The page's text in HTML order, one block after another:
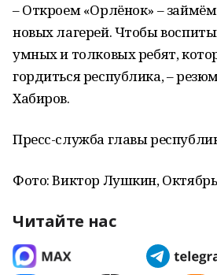
– Откроем «Орлёнок» –
новых лагерей. Чтобы
умных и толковых ребят,
гордиться республика, –
Хабиров.
Пресс-служба главы
Фото: Виктор Лушкин,
Читайте нас